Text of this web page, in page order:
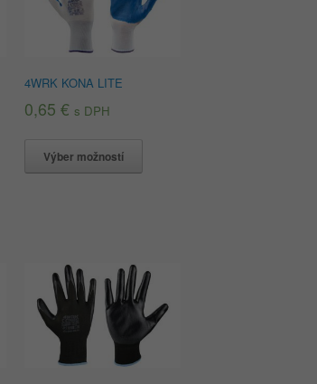
4WRK KONA LITE
0,65 € s DPH
Výber možností